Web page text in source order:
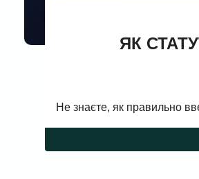
ЯК
Не знаєте, як правильно